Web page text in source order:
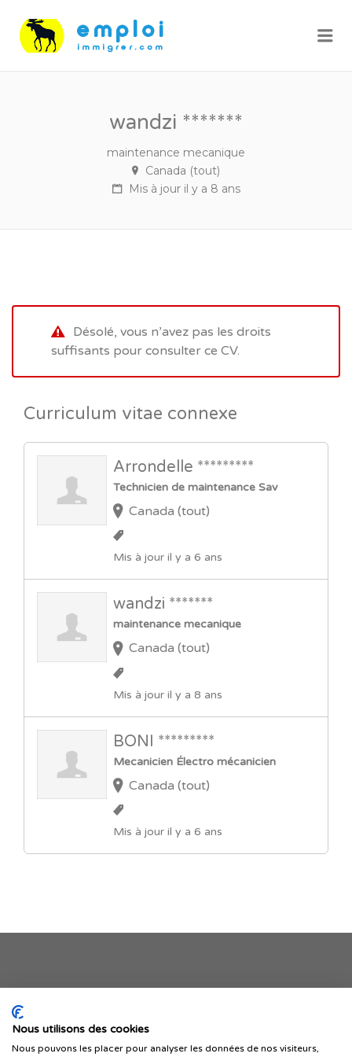
wandzi *******
maintenance mecanique
Canada (tout)
Mis à jour il y a 8 ans
Désolé, vous n’avez pas les droits
suffisants pour consulter ce CV.
Curriculum vitae connexe
Arrondelle *********
Technicien de maintenance Sav
Canada (tout)
Mis à jour il y a 6 ans
wandzi *******
maintenance mecanique
Canada (tout)
Mis à jour il y a 8 ans
BONI *********
Mecanicien Électro mécanicien
Canada (tout)
Mis à jour il y a 6 ans
Je publie mon offre
Nous utilisons des cookies
Nous pouvons les placer pour analyser les données de nos visiteurs,